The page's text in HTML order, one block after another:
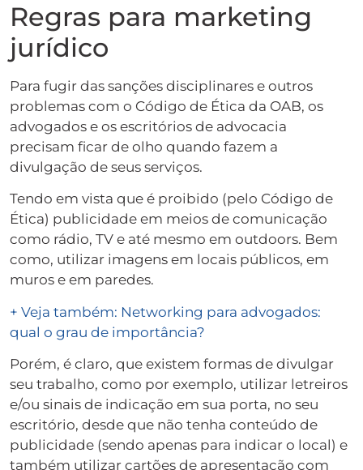
Regras para marketing
jurídico
Para fugir das sanções disciplinares e outros
problemas com o Código de Ética da OAB, os
advogados e os escritórios de advocacia
precisam ficar de olho quando fazem a
divulgação de seus serviços.
Tendo em vista que é proibido (pelo Código de
Ética) publicidade em meios de comunicação
como rádio, TV e até mesmo em outdoors. Bem
como, utilizar imagens em locais públicos, em
muros e em paredes.
+ Veja também: Networking para advogados:
qual o grau de importância?
Porém, é claro, que existem formas de divulgar
seu trabalho, como por exemplo, utilizar letreiros
e/ou sinais de indicação em sua porta, no seu
escritório, desde que não tenha conteúdo de
publicidade (sendo apenas para indicar o local) e
também utilizar cartões de apresentação com